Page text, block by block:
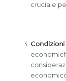
cruciale